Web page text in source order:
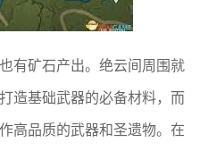
有矿石产出。绝云间周围就
造基础武器的必备材料，而
高品质的武器和圣遗物。在